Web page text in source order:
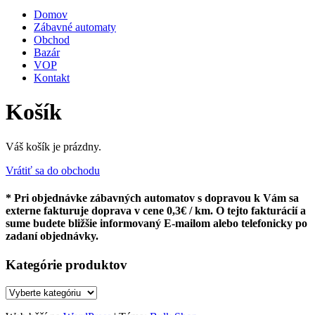
Domov
Zábavné automaty
Obchod
Bazár
VOP
Kontakt
Košík
Váš košík je prázdny.
Vrátiť sa do obchodu
* Pri objednávke zábavných automatov s dopravou k Vám sa
externe fakturuje doprava v cene 0,3€ / km. O tejto fakturácií a
sume budete bližšie informovaný E-mailom alebo telefonicky po
zadaní objednávky.
Kategórie produktov